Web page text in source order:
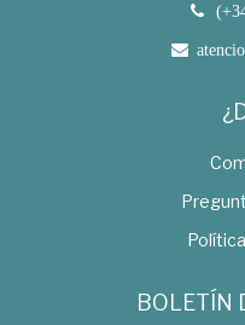
BOLETÍN